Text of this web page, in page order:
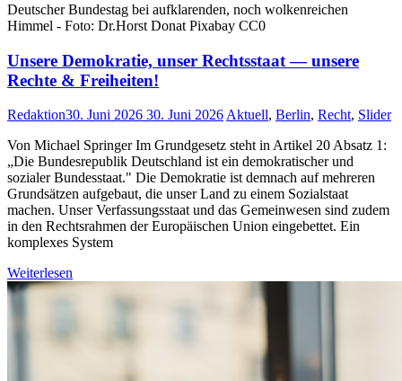
Deutscher Bundestag bei aufklarenden, noch wolkenreichen
Himmel - Foto: Dr.Horst Donat Pixabay CC0
Unsere Demokratie, unser Rechtsstaat — unsere
Rechte & Freiheiten!
Redaktion30. Juni 2026 30. Juni 2026 Aktuell, Berlin, Recht, Slider
Von Michael Springer Im Grundgesetz steht in Artikel 20 Absatz 1:
„Die Bundesrepublik Deutschland ist ein demokratischer und
sozialer Bundesstaat." Die Demokratie ist demnach auf mehreren
Grundsätzen aufgebaut, die unser Land zu einem Sozialstaat
machen. Unser Verfassungsstaat und das Gemeinwesen sind zudem
in den Rechtsrahmen der Europäischen Union eingebettet. Ein
komplexes System
Weiterlesen